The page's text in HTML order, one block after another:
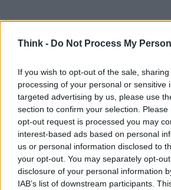
Think - Do Not Process My
If you wish to opt-out of the sale,
processing of your personal or sensitive
targeted advertising by us, please use
section to confirm your selection.
opt-out request is processed you may
interest-based ads based on personal
us or personal information disclosed to
your opt-out. You may separately opt-
disclosure of your personal information
IAB’s list of downstream participants.